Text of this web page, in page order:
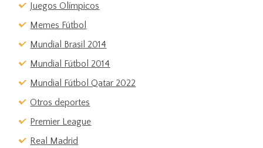
Juegos Olímpicos
Memes Fútbol
Mundial Brasil 2014
Mundial Fútbol 2014
Mundial Fútbol Qatar 2022
Otros deportes
Premier League
Real Madrid